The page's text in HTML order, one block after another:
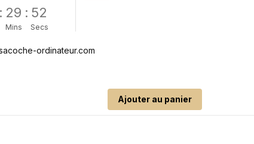
: 29
Mins
: 52
Secs
Ajouter au panier